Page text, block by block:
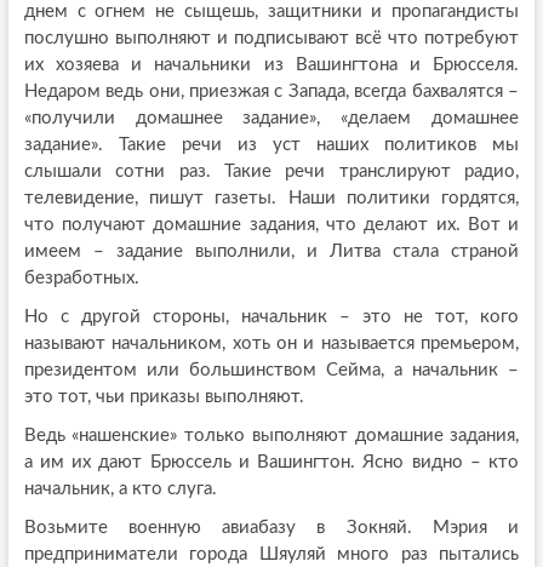
днем с огнем не сыщешь, защитники и пропагандисты
послушно выполняют и подписывают всё что потребуют
их хозяева и начальники из Вашингтона и Брюсселя.
Недаром ведь они, приезжая с Запада, всегда бахвалятся –
«получили домашнее задание», «делаем домашнее
задание». Такие речи из уст наших политиков мы
слышали сотни раз. Такие речи транслируют радио,
телевидение, пишут газеты. Наши политики гордятся,
что получают домашние задания, что делают их. Вот и
имеем – задание выполнили, и Литва стала страной
безработных.
Но с другой стороны, начальник – это не тот, кого
называют начальником, хоть он и называется премьером,
президентом или большинством Сейма, а начальник –
это тот, чьи приказы выполняют.
Ведь «нашенские» только выполняют домашние задания,
а им их дают Брюссель и Вашингтон. Ясно видно – кто
начальник, а кто слуга.
Возьмите военную авиабазу в Зокняй. Мэрия и
предприниматели города Шяуляй много раз пытались